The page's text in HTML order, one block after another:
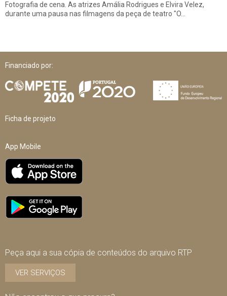
Fotografia de cena. As atrizes Amália Rodrigues e Elvira Velez,
durante uma pausa nas filmagens da peça de teatro "O…
Financiado por:
Ficha de projeto
App Mobile
Peça aqui a sua cópia de conteúdos do arquivo RTP
VER SERVIÇOS